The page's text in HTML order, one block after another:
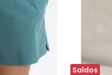
Saldos